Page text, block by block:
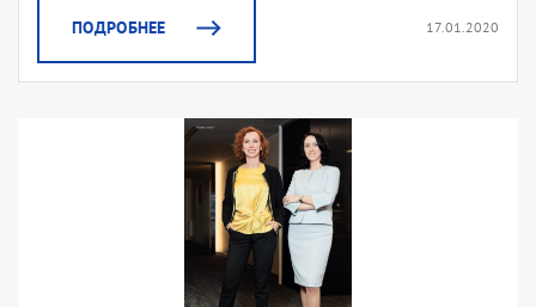
ПОДРОБНЕЕ 17.01.2020